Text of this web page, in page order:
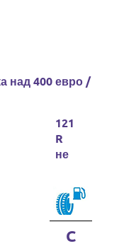
над 400 евро /
121
R
не
C